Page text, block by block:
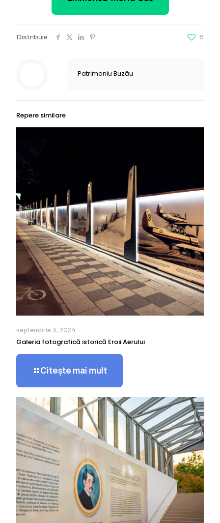
Distribuie 8
Patrimoniu Buzău
Repere similare
septembrie 3, 2024
Galeria fotografică istorică Eroii Aerului
Citește mai mult